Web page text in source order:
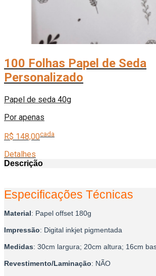
100 Folhas Papel de Seda
Personalizado
Papel de seda 40g
Por apenas
R$ 148,00cada
Detalhes
Descrição
Especificações Técnicas
Material: Papel offset 180g
Impressão: Digital inkjet pigmentada
Medidas: 30cm largura; 20cm altura; 16cm
Revestimento/Laminação: NÃO